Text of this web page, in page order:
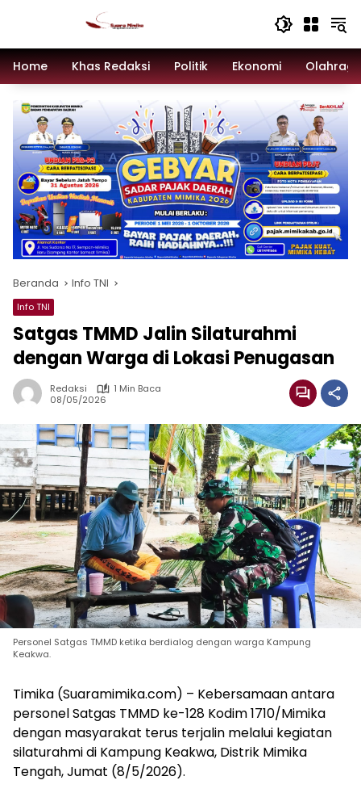
Home
Khas Redaksi Politik Ekonomi
Beranda Info TNI
Info TNI
Satgas TMMD Jalin Silaturahmi
dengan Warga di Lokasi Penugasan
Redaksi
1 Min Baca
08/05/2026
Personel Satgas TMMD ketika berdialog dengan warga Kampung
Keakwa.
Timika (Suaramimika.com) – Kebersamaan antara
personel Satgas TMMD ke-128 Kodim 1710/Mimika
dengan masyarakat terus terjalin melalui kegiatan
silaturahmi di Kampung Keakwa, Distrik Mimika
Tengah, Jumat (8/5/2026).